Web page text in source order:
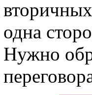
одна
Нужно